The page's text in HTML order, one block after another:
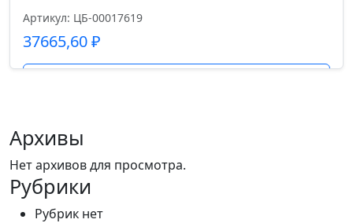
Артикул: ЦБ-00017619
37665,60₽
Архивы
Нет архивов для просмотра.
Рубрики
Рубрик нет